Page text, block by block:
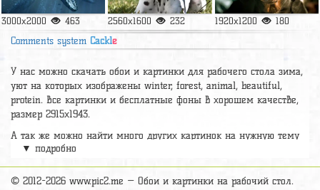
3000x2000 463 2560x1600 232 1920x1200 180
Comments system Cackle
У нас можно скачать обои и картинки для рабочего стола зима,
уют на которых изображены winter, forest, animal, beautiful,
protein. Все картинки и бесплатные фоны в хорошем качестве,
размер 2915x1943.
А так же можно найти много других картинок на нужную тему
разделобои Животные
большое количество красивых широкоформатных картинок, фото
и обоев хорошего hd качества бесплатно и на телефон.
▼ подробно
© 2012-2026 www.pic2.me — Обои и картинки на рабочий стол.